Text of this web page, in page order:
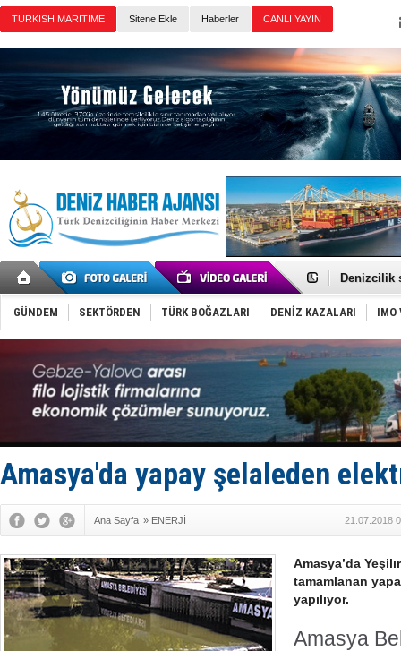
Sitene Ekle Haberler
Rusya,
Denizcilik
‘14.
Taksi
TÜRKLİM
SOCAR
Dünyanın
Keşfedildi:
Van’da
GÜNDEM SEKTÖRDEN TÜRK BOĞAZLARI DENİZ KAZALARI IMO
Amasya'da yapay şelaleden
Ana Sayfa » ENERJİ 21.07.2018
Amasya’da
tamamlanan
yapılıyor.
Amasya